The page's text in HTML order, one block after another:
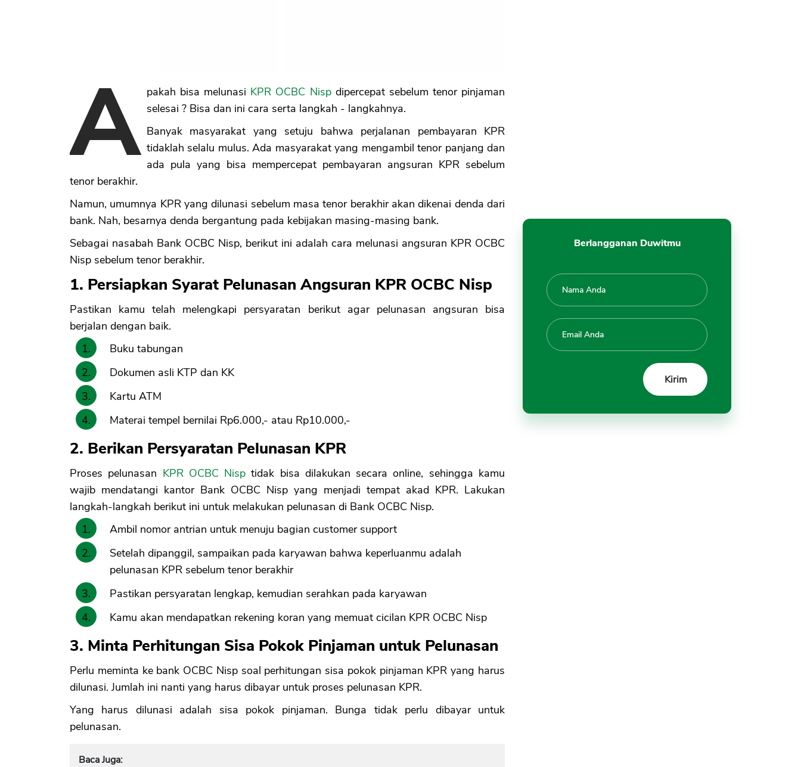
A pakah bisa melunasi KPR OCBC Nispdipercepat sebelum tenor pinjaman
selesai ? Bisa dan ini cara serta langkah - langkahnya.
Banyak masyarakat yang setuju bahwa perjalanan pembayaran KPR
tidaklah selalu mulus. Ada masyarakat yang mengambil tenor panjang dan
ada pula yang bisa mempercepat pembayaran angsuran KPR sebelum
tenor berakhir.
Namun, umumnya KPR yang dilunasi sebelum masa tenor berakhir akan dikenai denda dari
bank. Nah, besarnya denda bergantung pada kebijakan masing-masing bank.
Sebagai nasabah Bank OCBC Nisp, berikut ini adalah cara melunasi angsuran KPR OCBC
Nisp sebelum tenor berakhir.
1. Persiapkan Syarat Pelunasan Angsuran KPR OCBC Nisp
Pastikan kamu telah melengkapi persyaratan berikut agar pelunasan angsuran bisa
berjalan dengan baik.
Buku tabungan
Dokumen asli KTP dan KK
Kartu ATM
Materai tempel bernilai Rp6.000,- atau Rp10.000,-
2. Berikan Persyaratan Pelunasan KPR
Proses pelunasan KPR OCBC Nisp tidak bisa dilakukan secara online, sehingga kamu
wajib mendatangi kantor Bank OCBC Nisp yang menjadi tempat akad KPR. Lakukan
langkah-langkah berikut ini untuk melakukan pelunasan di Bank OCBC Nisp.
Ambil nomor antrian untuk menuju bagian customer support
Setelah dipanggil, sampaikan pada karyawan bahwa keperluanmu adalah
pelunasan KPR sebelum tenor berakhir
Pastikan persyaratan lengkap, kemudian serahkan pada karyawan
Kamu akan mendapatkan rekening koran yang memuat cicilan KPR OCBC Nisp
3. Minta Perhitungan Sisa Pokok Pinjaman untuk Pelunasan
Perlu meminta ke bank OCBC Nisp soal perhitungan sisa pokok pinjaman KPR yang harus
dilunasi. Jumlah ini nanti yang harus dibayar untuk proses pelunasan KPR.
Yang harus dilunasi adalah sisa pokok pinjaman. Bunga tidak perlu dibayar untuk
pelunasan.
Baca Juga:
Berlangganan Duwitmu